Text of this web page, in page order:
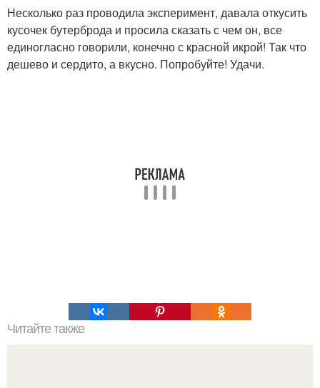
Несколько раз проводила эксперимент, давала откусить
кусочек бутерброда и просила сказать с чем он, все
единогласно говорили, конечно с красной икрой! Так что
дешево и сердито, а вкусно. Попробуйте! Удачи.
Читайте также